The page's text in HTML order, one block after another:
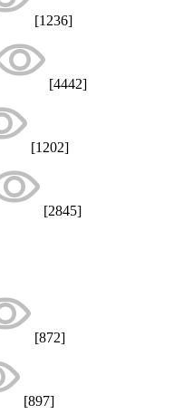
[1236]
[4442]
[1202]
[2845]
[872]
[897]